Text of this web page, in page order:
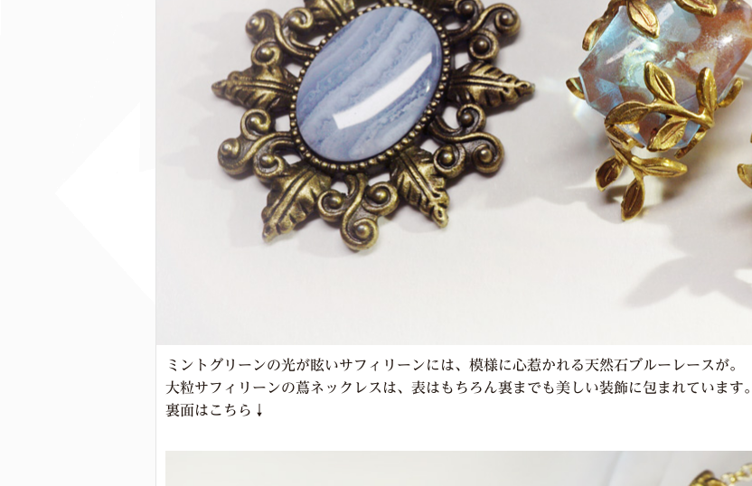
ミントグリーンの光が眩いサフィリーンには、模様に心惹かれる天然石ブルーレースが。
大粒サフィリーンの蔦ネックレスは、表はもちろん裏までも美しい装飾に包まれています。
裏面はこちら↓